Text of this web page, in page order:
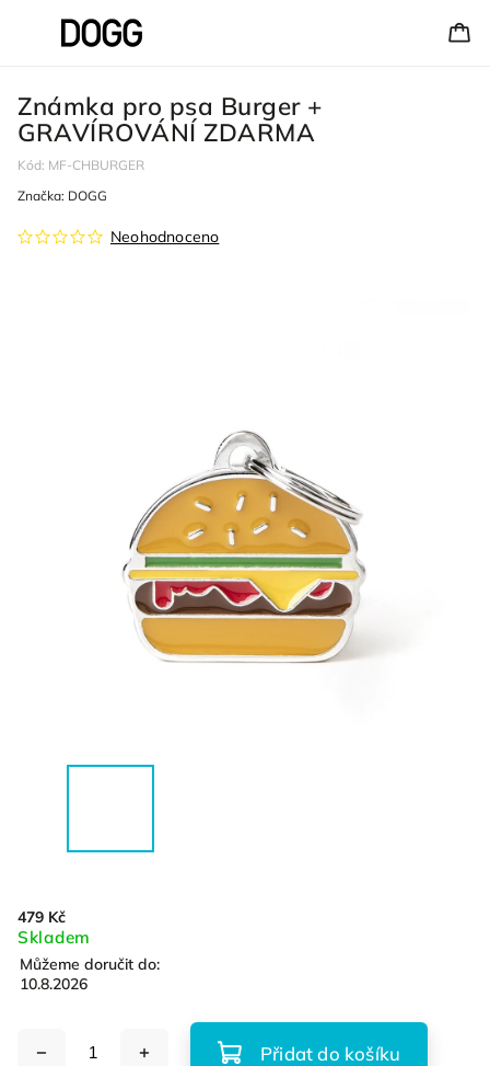
Známka pro psa Burger +
GRAVÍROVÁNÍ ZDARMA
Kód: MF-CHBURGER
Neohodnoceno
Značka: DOGG
479 Kč
Skladem
Můžeme doručit do:
10.8.2026
Přidat do košíku